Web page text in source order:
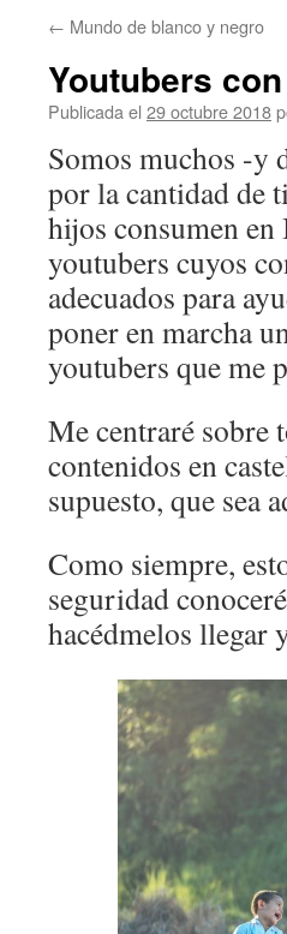
← Mundo de blanco y negro
Youtubers
Publicada el 29 octubre 2018
Somos muchos -y
por la cantidad de
hijos consumen
youtubers cuyos
adecuados para
poner en marcha
youtubers que me
Me centraré sobre
contenidos en
supuesto, que sea
Como siempre,
seguridad
hacédmelos llegar